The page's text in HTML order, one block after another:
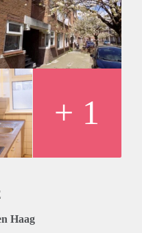
het appartement vind je
deze kunt u zelf afsluiten.
+ 1
Haag